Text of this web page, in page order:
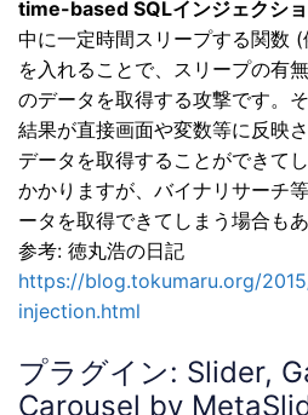
time-based SQLインジェクシ
中に一定時間スリープする関数 (
を入れることで、スリープの有
のデータを取得する攻撃です。
結果が直接画面や変数等に反映
データを取得することができて
かかりますが、バイナリサーチ
ータを取得できてしまう場合もあ
参考: 徳丸浩の日記
https://blog.tokumaru.org/
injection.html
プラグイン: Slider,
Carousel by